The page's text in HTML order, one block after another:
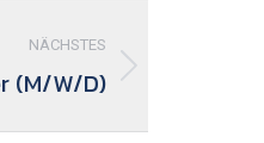
NÄCHSTES
(M/W/D)